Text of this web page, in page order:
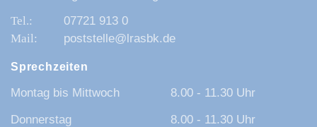
07721 913 0
poststelle@lrasbk.de
Sprechzeiten
Montag bis Mittwoch
8.00 - 11.30 Uhr
Donnerstag
8.00 - 11.30 Uhr